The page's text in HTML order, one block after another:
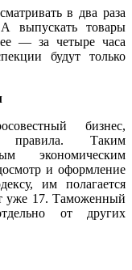
в два раза
выпускать товары
— за четыре часа
будут только
бизнес,
Таким
экономическим
и оформление
им полагается
уже 17. Таможенный
от других